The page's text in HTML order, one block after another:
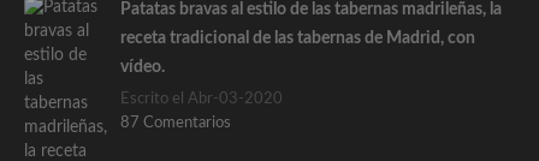
Patatas bravas al estilo de las tabernas madrileñas, la
receta tradicional de las tabernas de Madrid, con
vídeo.
Escrito el Abr-03-2020
87 Comentarios